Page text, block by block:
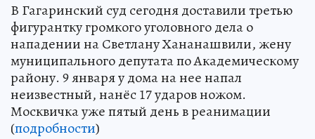
В Гагаринский суд сегодня доставили третью
фигурантку громкого уголовного дела о
нападении на Светлану Хананашвили, жену
муниципального депутата по Академическому
району. 9 января у дома на нее напал
неизвестный, нанёс 17 ударов ножом.
Москвичка уже пятый день в реанимации
(подробности)